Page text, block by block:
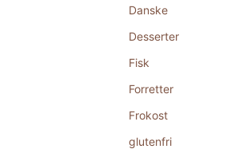
Danske
Desserter
Fisk
Forretter
Frokost
glutenfri